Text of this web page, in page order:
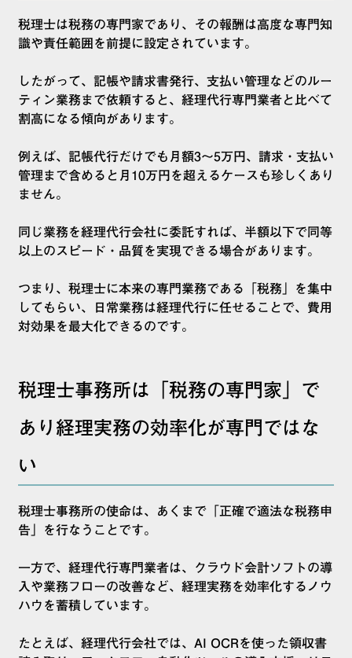
税理士は税務の専門家であり、その報酬は高度な専門知
識や責任範囲を前提に設定されています。
したがって、記帳や請求書発行、支払い管理などのルー
ティン業務まで依頼すると、経理代行専門業者と比べて
割高になる傾向があります。
例えば、記帳代行だけでも月額3〜5万円、請求・支払い
管理まで含めると月10万円を超えるケースも珍しくあり
ません。
同じ業務を経理代行会社に委託すれば、半額以下で同等
以上のスピード・品質を実現できる場合があります。
つまり、税理士に本来の専門業務である「税務」を集中
してもらい、日常業務は経理代行に任せることで、費用
対効果を最大化できるのです。
税理士事務所は「税務の専門家」で
あり経理実務の効率化が専門ではな
い
税理士事務所の使命は、あくまで「正確で適法な税務申
告」を行なうことです。
一方で、経理代行専門業者は、クラウド会計ソフトの導
入や業務フローの改善など、経理実務を効率化するノウ
ハウを蓄積しています。
たとえば、経理代行会社では、AI OCRを使った領収書